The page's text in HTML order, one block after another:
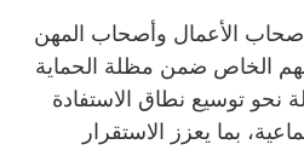
الأعمال وأصحاب المهن
الخاص ضمن مظلة الحماية
نحو توسيع نطاق الاستفادة
بما يعزز الاستقرار